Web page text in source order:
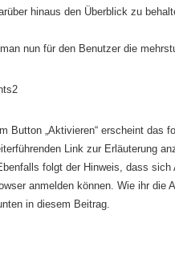
hinaus den Überblick zu
nun für den Benutzer die
Button „Aktivieren“ erscheint das
Link zur Erläuterung
folgt der Hinweis, dass
anmelden können. Wie ihr
in diesem Beitrag.